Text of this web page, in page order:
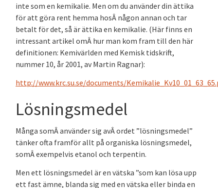
inte som en kemikalie. Men om du använder din ättika
för att göra rent hemma hosÂ någon annan och tar
betalt för det, så är ättika en kemikalie. (Här finns en
intressant artikel omÂ hur man kom fram till den här
definitionen: Kemivärlden med Kemisk tidskrift,
nummer 10, år 2001, av Martin Ragnar):
http://www.krc.su.se/documents/
Lösningsmedel
Många somÂ använder sig avÂ ordet ”lösningsmedel”
tänker ofta framför allt på organiska lösningsmedel,
somÂ exempelvis etanol och terpentin.
Men ett lösningsmedel är en vätska ”som kan lösa upp
ett fast ämne, blanda sig med en vätska eller binda en